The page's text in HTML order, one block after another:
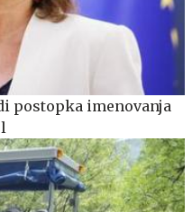
postopka imenovanja